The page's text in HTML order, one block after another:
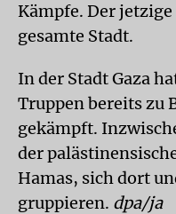
Kämpfe. Der
gesamte Stadt.
In der Stadt Gaza
Truppen bereits zu
gekämpft.
der
Hamas, sich dort
gruppieren. dpa/ja